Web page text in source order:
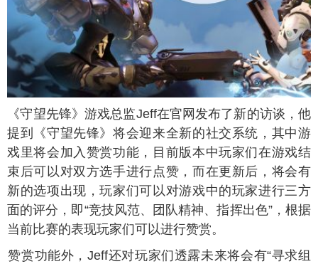
《守望先锋》游戏总监Jeff在官网发布了新的访谈，他
提到《守望先锋》将会迎来全新的社交系统，其中游
戏里将会加入赞赏功能，目前版本中玩家们在游戏结
束后可以对双方选手进行点赞，而在更新后，将会有
新的选项出现，玩家们可以对游戏中的玩家进行三方
面的评分，即“竞技风范、团队精神、指挥出色”，根据
当前比赛的表现玩家们可以进行赞赏。
赞赏功能外，Jeff还对玩家们透露未来将会有“寻求组